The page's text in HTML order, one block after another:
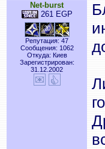
Net-burst
261 EGP
Репутация: 47
Сообщения: 1062
Откуда: Киев
Зарегистрирован:
31.12.2002